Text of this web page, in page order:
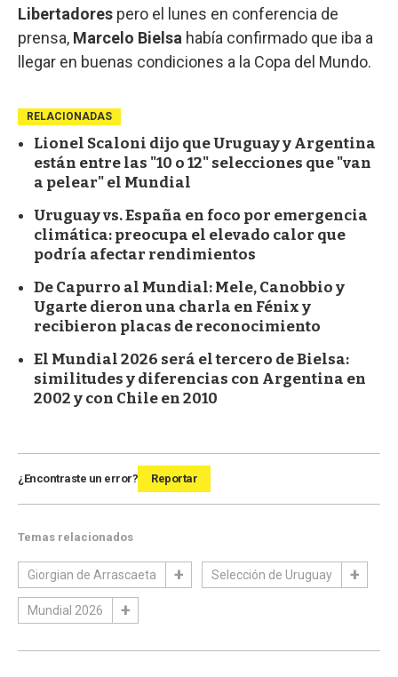
Libertadores pero el lunes en conferencia de
prensa, Marcelo Bielsa había confirmado que iba a
llegar en buenas condiciones a la Copa del Mundo.
RELACIONADAS
Lionel Scaloni dijo que Uruguay y Argentina
están entre las "10 o 12" selecciones que "van
a pelear" el Mundial
Uruguay vs. España en foco por emergencia
climática: preocupa el elevado calor que
podría afectar rendimientos
De Capurro al Mundial: Mele, Canobbio y
Ugarte dieron una charla en Fénix y
recibieron placas de reconocimiento
El Mundial 2026 será el tercero de Bielsa:
similitudes y diferencias con Argentina en
2002 y con Chile en 2010
¿Encontraste un error? Reportar
Temas relacionados
Giorgian de Arrascaeta Selección de Uruguay
Mundial 2026